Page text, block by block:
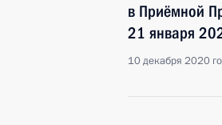
в Приёмной
21 января
10 декабря 2020